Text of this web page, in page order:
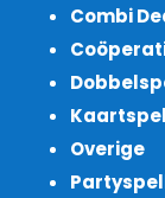
Combi
Overige